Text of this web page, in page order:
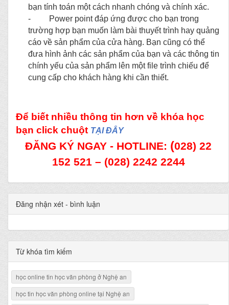
bạn tính toán một cách nhanh chóng và chính xác.
- Power point đáp ứng được cho bạn trong
trường hợp bạn muốn làm bài thuyết trình hay quảng
cáo về sản phẩm của cửa hàng. Bạn cũng có thể
đưa hình ảnh các sản phẩm của bạn và các thông tin
chính yếu của sản phẩm lên một file trình chiếu để
cung cấp cho khách hàng khi cần thiết.
Để biết nhiều thông tin hơn về khóa học
bạn click chuột TẠI ĐÂY
ĐĂNG KÝ NGAY - HOTLINE: (028) 22
152 521 – (028) 2242 2244
Đăng nhận xét - bình luận
Từ khóa tìm kiếm
học online tin học văn phòng ở Nghệ an
học tin học văn phòng online tại Nghệ an